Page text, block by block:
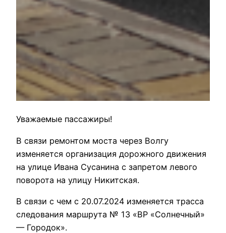
Уважаемые пассажиры!
В связи ремонтом моста через Волгу
изменяется организация дорожного движения
на улице Ивана Сусанина с запретом левого
поворота на улицу Никитская.
В связи с чем с 20.07.2024 изменяется трасса
следования маршрута № 13 «ВР «Солнечный»
— Городок».